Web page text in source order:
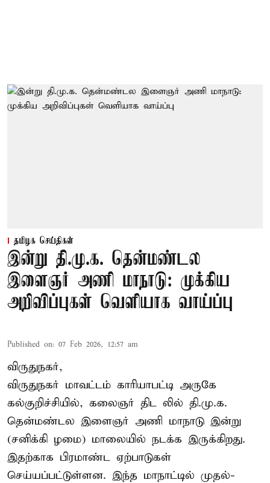
தமிழக செய்திகள்
இன்று தி.மு.க. தென்மண்டல
இளைஞர் அணி மாநாடு: முக்கிய
அறிவிப்புகள் வெளியாக வாய்ப்பு
Published on: 07 Feb 2026, 12:57 am
விருதுநகர்,
விருதுநகர் மாவட்டம் காரியாபட்டி அருகே
கல்குறிச்சியில், கலைஞர் திட லில் தி.மு.க.
தென்மண்டல இளைஞர் அணி மாநாடு இன்று
(சனிக்கி ழமை) மாலையில் நடக்க இருக்கிறது.
இதற்காக பிரமாண்ட ஏற்பாடுகள்
செய்யப்பட்டுள்ளன. இந்த மாநாட்டில் முதல்-